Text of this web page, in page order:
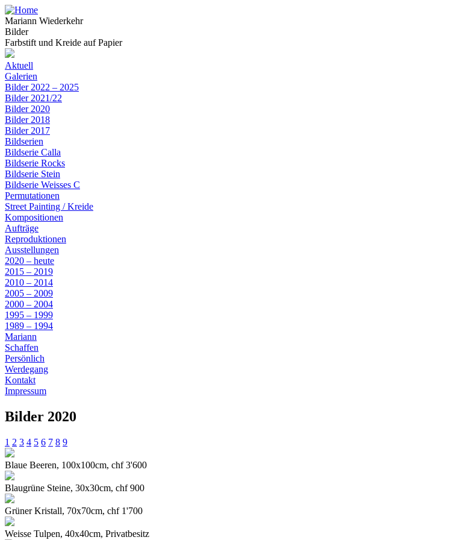
Mariann Wiederkehr
Bilder
Farbstift und Kreide auf Papier
Aktuell
Galerien
Bilder 2022 – 2025
Bilder 2021/22
Bilder 2020
Bilder 2018
Bilder 2017
Bildserien
Bildserie Calla
Bildserie Rocks
Bildserie Stein
Bildserie Weisses C
Permutationen
Street Painting / Kreide
Kompositionen
Aufträge
Reproduktionen
Ausstellungen
2020 – heute
2015 – 2019
2010 – 2014
2005 – 2009
2000 – 2004
1995 – 1999
1989 – 1994
Mariann
Schaffen
Persönlich
Werdegang
Kontakt
Impressum
Bilder 2020
1 2 3 4 5 6 7 8 9
Blaue Beeren, 100x100cm, chf 3'600
Blaugrüne Steine, 30x30cm, chf 900
Grüner Kristall, 70x70cm, chf 1'700
Weisse Tulpen, 40x40cm, Privatbesitz